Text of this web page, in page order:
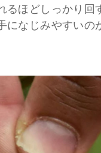
るほどしっかり回
になじみやすいの